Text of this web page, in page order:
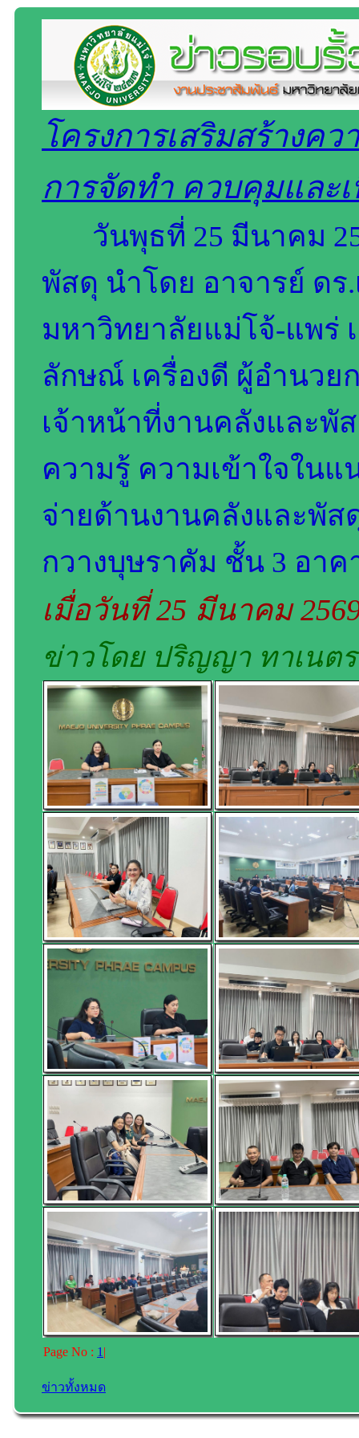
โครงการเสริมสร้างค
การจัดทำ ควบคุมและ
วันพุธที่ 25 มีนาคม
พัสดุ นำโดย อาจารย์ ด
มหาวิทยาลัยแม่โจ้-แพร่
ลักษณ์ เครื่องดี ผู้อำนว
เจ้าหน้าที่งานคลังและพั
ความรู้ ความเข้าใจใน
จ่ายด้านงานคลังและพั
กวางบุษราคัม ชั้น 3 อา
เมื่อวันที่ 25 มีนาคม
ข่าวโดย ปริญญา ทาเนตร
Page No : 1 |
ข่าวทั้งหมด